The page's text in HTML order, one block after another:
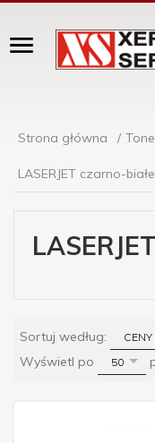
Strona główna
LASERJET czarno-białe
Sortuj według: sort
Wyświetl po pop
50